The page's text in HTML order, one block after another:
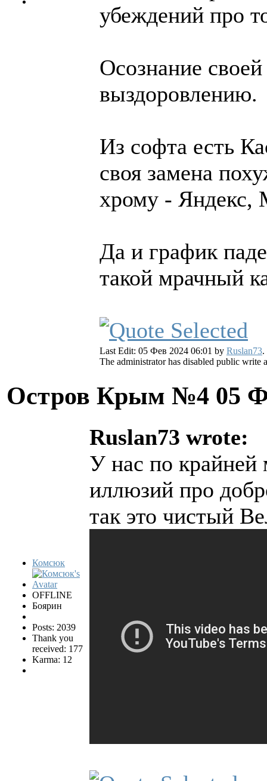
убеждений про
Осознание
выздоровлению.
Из софта есть
своя замена
хрому -
Да и график
такой мрачный
Last Edit: 05 Фев 2024 06:01 by Ruslan73.
The administrator has disabled public write
Остров Крым №4 05
Комсюк
OFFLINE
Боярин
Posts: 2039
Thank you
received: 177
Karma: 12
Ruslan73 wrote:
У нас по крайней
иллюзий про
так это чистый